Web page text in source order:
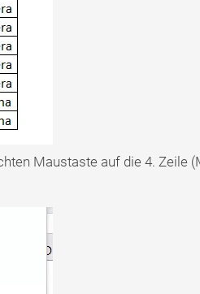
Maustaste auf die 4. Zeile